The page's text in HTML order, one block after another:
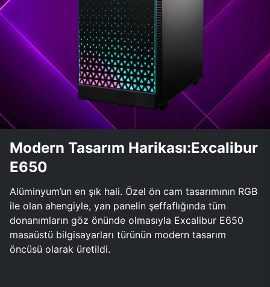
Modern Tasarım Harikası:Excalibur
E650
Alüminyum’un en şık hali. Özel ön cam tasarımının RGB
ile olan ahengiyle, yan panelin şeffaflığında tüm
donanımların göz önünde olmasıyla Excalibur E650
masaüstü bilgisayarları türünün modern tasarım
öncüsü olarak üretildi.